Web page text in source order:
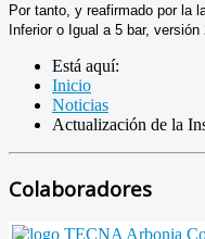
Por tanto, y reafirmado por la
Inferior o Igual a 5 bar, versión
Está aquí:
Inicio
Noticias
Actualización de la
Colaboradores